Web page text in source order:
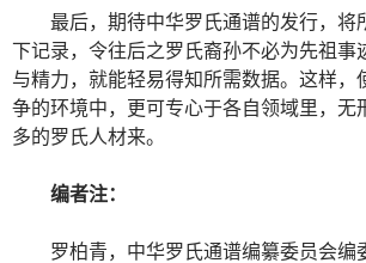
最后，期待中华罗氏通谱的发行，将
下记录，令往后之罗氏裔孙不必为先祖事
与精力，就能轻易得知所需数据。这样，
争的环境中，更可专心于各自领域里，无
多的罗氏人材来。
编者注：
罗柏青，中华罗氏通谱编纂委员会编